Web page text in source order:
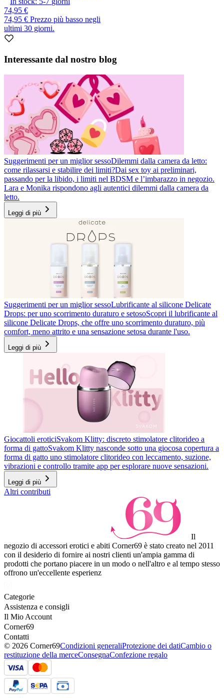
74,95 €
74,95 € Prezzo più basso negli
ultimi 30 giorni.
Interessante dal nostro blog
Suggerimenti per un miglior sessoDilemmi dalla camera da letto:
come rilassarsi e stabilire dei limiti?Dai sex toy ai preliminari,
passando per la libido, i limiti nel BDSM e l’imbarazzo in negozio.
Lara e Monika rispondono agli autentici dilemmi dalla camera da
letto.
Leggi di più
Suggerimenti per un miglior sessoLubrificante al silicone Delicate
Drops: per uno scorrimento duraturo e setosoScopri il lubrificante al
silicone Delicate Drops, che offre uno scorrimento duraturo, più
comfort, meno attrito e una sensazione setosa durante l'uso.
Leggi di più
Giocattoli eroticiSvakom Klitty: discreto stimolatore clitorideo a
forma di gattoSvakom Klitty nasconde sotto una giocosa copertura a
forma di gatto uno stimolatore clitorideo con leccamento, suzione,
vibrazioni e controllo tramite app per esplorare nuove sensazioni.
Leggi di più
Altri contributi
Il
negozio di accessori erotici e abiti Corner69 è stato creato nel 2011
con il desiderio di fornire ai nostri clienti un'ampia gamma di
prodotti che portano piacere in un modo o nell'altro e al tempo stesso
offrono un'eccellente esperienz
Categorie
Assistenza e consigli
Il Mio Account
Corner69
Contatti
© 2026 Corner69Condizioni generaliProtezione dei datiCambio o
restituzione della merceConsegnaConfezione regalo